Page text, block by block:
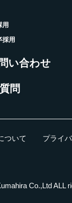
用
採用
い合わせ
問
ついて
プライ
Co.,Ltd ALL